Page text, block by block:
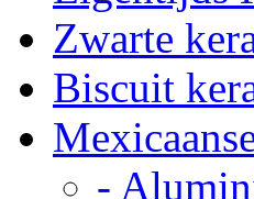
Zwarte
Biscuit
-